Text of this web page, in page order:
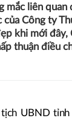
liên
Công ty
khi mới
thuận điều
UBND